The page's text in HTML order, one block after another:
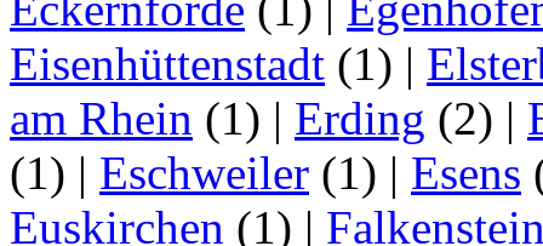
Eisenhüttenstadt (1) |
am Rhein (1) | Erding (2) |
(1) | Eschweiler (1) | Esens
Euskirchen (1) |